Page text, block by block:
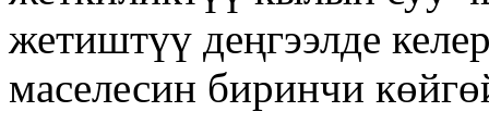
жетиштүү деңгээлде
маселесин биринчи